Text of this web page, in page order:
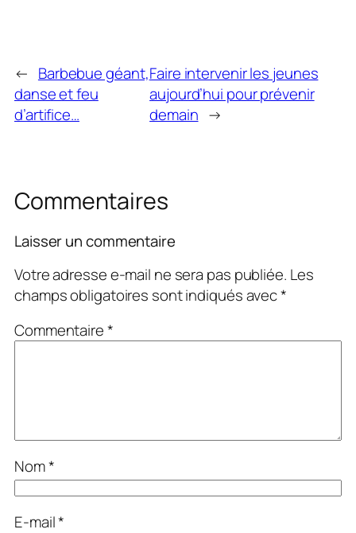
← Barbebue géant,
danse et feu
d’artifice…
Faire intervenir les jeunes
aujourd’hui pour prévenir
demain →
Commentaires
Laisser un commentaire
Votre adresse e-mail ne sera pas publiée. Les
champs obligatoires sont indiqués avec*
Commentaire*
Nom*
E-mail*